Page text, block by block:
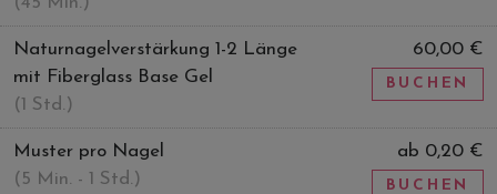
Naturnagelverstärkung 1-2 Länge
mit Fiberglass Base Gel
(1 Std.)
60,00 €
BUCHEN
Muster pro Nagel
(5 Min. - 1 Std.)
ab 0,20 €
BUCHEN